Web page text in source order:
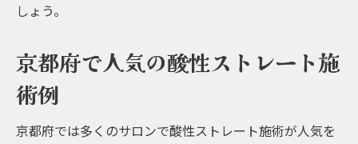
しょう。
京都府で人気の酸性ストレート施
術例
京都府では多くのサロンで酸性ストレート施術が人気を